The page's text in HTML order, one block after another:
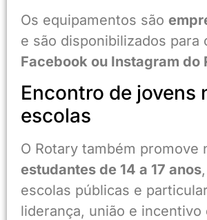
Os equipamentos são
e são disponibilizados
Facebook ou Instagram do
Encontro de jovens
escolas
O Rotary também promove
estudantes de 14 a 17 anos
escolas públicas e
liderança, união e